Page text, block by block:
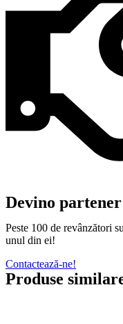
Devino
Peste 100 de revânzători
unul din ei!
Contactează-ne!
Produse